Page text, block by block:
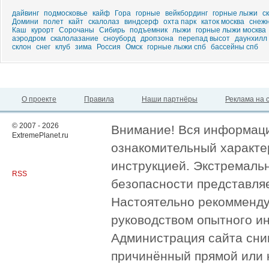
дайвинг подмосковье кайф Гора горные вейкбординг горные лыжи
Домини
полет кайт скалолаз виндсерф охта парк каток москва
Каш
курорт Сорочаны Сибирь подъемник лыжи
горные лыжи москва
аэродром скалолазание сноуборд дропзона перепад высот даунхилл
склон
снег клуб зима Россия Омск горные лыжи спб бассейны спб
О проекте Правила Наши партнёры Реклама на
© 2007 - 2026
ExtremePlanet.ru
RSS
Внимание! Вся
ознакомительный
инструкцией.
безопасности
Настоятельно
руководством опытного
Администрация сайта
причинённый прямой или